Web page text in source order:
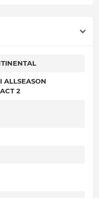
ALLSEASON
2